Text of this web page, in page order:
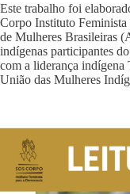
Este trabalho foi
Corpo Instituto
de Mulheres Brasileiras
indígenas participantes
com a liderança indígena
União das Mulheres